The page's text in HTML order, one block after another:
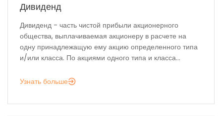
Дивиденд
Дивиденд - часть чистой прибыли акционерного
общества, выплачиваемая акционеру в расчете на
одну принадлежащую ему акцию определенного типа
и/или класса. По акциями одного типа и класса...
Узнать больше